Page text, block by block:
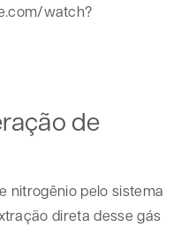
watch?
de
nitrogênio pelo sistema
direta desse gás